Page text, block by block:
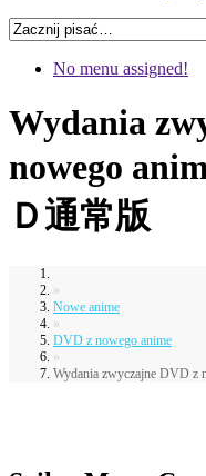
No menu assigned!
Wydania
nowego
Ｄ通常版
»
Nowe anime
»
DVD z nowego anime
»
Wydania zwyczajne DVD